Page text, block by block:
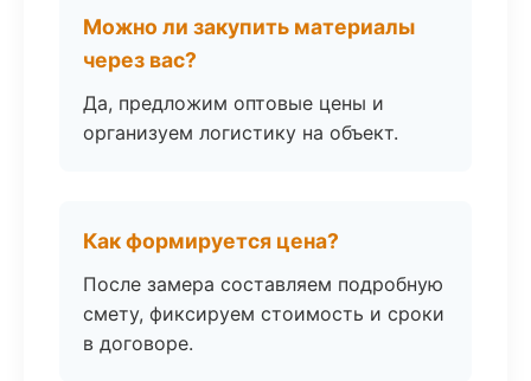
Можно ли закупить материалы
через вас?
Да, предложим оптовые цены и
организуем логистику на объект.
Как формируется цена?
После замера составляем подробную
смету, фиксируем стоимость и сроки
в договоре.